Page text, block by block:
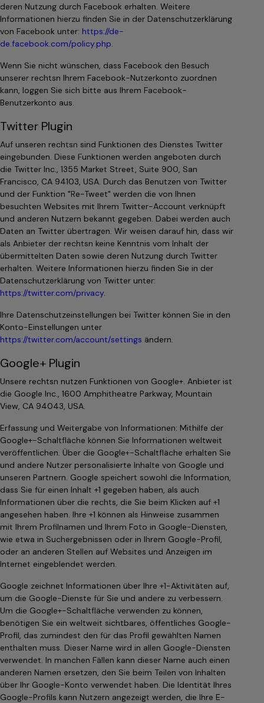
deren Nutzung durch Facebook erhalten. Weitere
Informationen hierzu finden Sie in der Datenschutzerklärung
von Facebook unter: https://de-
de.facebook.com/policy.php.
Wenn Sie nicht wünschen, dass Facebook den Besuch
unserer rechtsn Ihrem Facebook-Nutzerkonto zuordnen
kann, loggen Sie sich bitte aus Ihrem Facebook-
Benutzerkonto aus.
Twitter Plugin
Auf unseren rechtsn sind Funktionen des Dienstes Twitter
eingebunden. Diese Funktionen werden angeboten durch
die Twitter Inc., 1355 Market Street, Suite 900, San
Francisco, CA 94103, USA. Durch das Benutzen von Twitter
und der Funktion "Re-Tweet" werden die von Ihnen
besuchten Websites mit Ihrem Twitter-Account verknüpft
und anderen Nutzern bekannt gegeben. Dabei werden auch
Daten an Twitter übertragen. Wir weisen darauf hin, dass wir
als Anbieter der rechtsn keine Kenntnis vom Inhalt der
übermittelten Daten sowie deren Nutzung durch Twitter
erhalten. Weitere Informationen hierzu finden Sie in der
Datenschutzerklärung von Twitter unter:
https://twitter.com/privacy.
Ihre Datenschutzeinstellungen bei Twitter können Sie in den
Konto-Einstellungen unter
https://twitter.com/account/settings ändern.
Google+ Plugin
Unsere rechtsn nutzen Funktionen von Google+. Anbieter ist
die Google Inc., 1600 Amphitheatre Parkway, Mountain
View, CA 94043, USA.
Erfassung und Weitergabe von Informationen: Mithilfe der
Google+-Schaltfläche können Sie Informationen weltweit
veröffentlichen. Über die Google+-Schaltfläche erhalten Sie
und andere Nutzer personalisierte Inhalte von Google und
unseren Partnern. Google speichert sowohl die Information,
dass Sie für einen Inhalt +1 gegeben haben, als auch
Informationen über die rechts, die Sie beim Klicken auf +1
angesehen haben. Ihre +1 können als Hinweise zusammen
mit Ihrem Profilnamen und Ihrem Foto in Google-Diensten,
wie etwa in Suchergebnissen oder in Ihrem Google-Profil,
oder an anderen Stellen auf Websites und Anzeigen im
Internet eingeblendet werden.
Google zeichnet Informationen über Ihre +1-Aktivitäten auf,
um die Google-Dienste für Sie und andere zu verbessern.
Um die Google+-Schaltfläche verwenden zu können,
benötigen Sie ein weltweit sichtbares, öffentliches Google-
Profil, das zumindest den für das Profil gewählten Namen
enthalten muss. Dieser Name wird in allen Google-Diensten
verwendet. In manchen Fällen kann dieser Name auch einen
anderen Namen ersetzen, den Sie beim Teilen von Inhalten
über Ihr Google-Konto verwendet haben. Die Identität Ihres
Google-Profils kann Nutzern angezeigt werden, die Ihre E-